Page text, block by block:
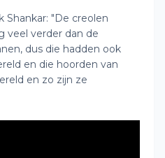
Shankar: "De creolen
veel verder dan de
dus die hadden ook
en die hoorden van
en zo zijn ze